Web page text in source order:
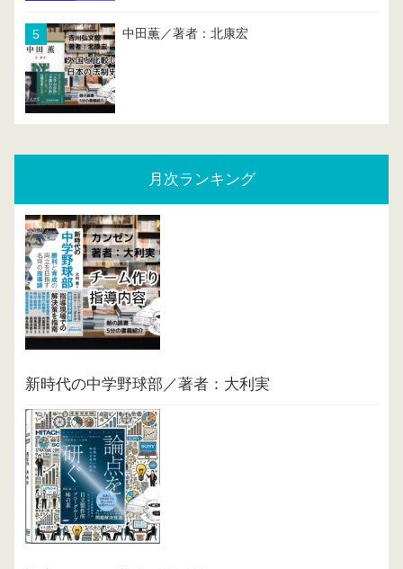
中田薫／著者：北康宏
月次ランキング
新時代の中学野球部／著者：大利実